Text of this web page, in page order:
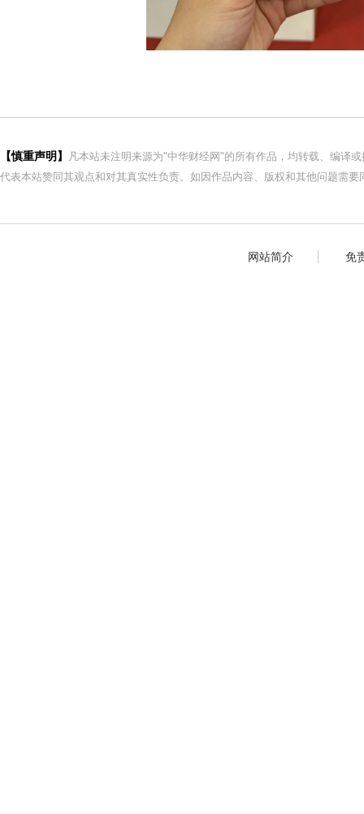
【慎重声明】
凡本站未注明来源为"中华财经网"的所有作品，均转载、编译
代表本站赞同其观点和对其真实性负责。如因作品内容、版权和其他问题需
网站简介 免